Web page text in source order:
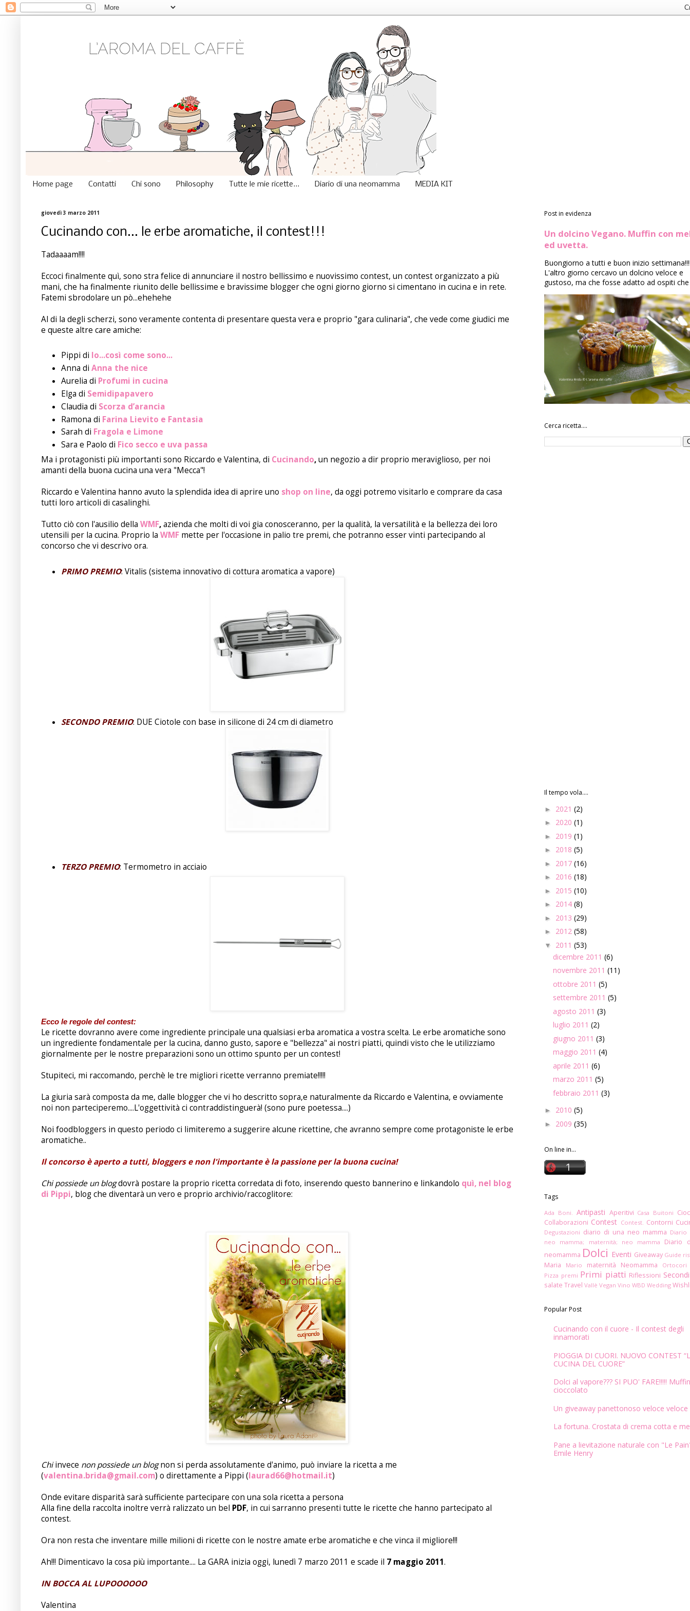
Home page Contatti Chi sono Philosophy Tutte le mie ricette... Diario di una neomamma MEDIA KIT
giovedì 3 marzo 2011
Cucinando con... le erbe aromatiche, il contest!!!
Tadaaaam!!!!
Eccoci finalmente quì, sono stra felice di annunciare il nostro bellissimo e nuovissimo contest, un contest organizzato a più
mani, che ha finalmente riunito delle bellissime e bravissime blogger che ogni giorno giorno si cimentano in cucina e in rete.
Fatemi sbrodolare un pò...ehehehe
Al di la degli scherzi, sono veramente contenta di presentare questa vera e proprio "gara culinaria", che vede come giudici me
e queste altre care amiche:
Pippi di Io...così come sono...
Anna di Anna the nice
Aurelia di Profumi in cucina
Elga di Semidipapavero
Claudia di Scorza d’arancia
Ramona di Farina Lievito e Fantasia
Sarah di Fragola e Limone
Sara e Paolo di Fico secco e uva passa
Ma i protagonisti più importanti sono Riccardo e Valentina, di Cucinando,un negozio a dir proprio meraviglioso, per noi
amanti della buona cucina una vera "Mecca"!
Riccardo e Valentina hanno avuto la splendida idea di aprire uno shop on line, da oggi potremo visitarlo e comprare da casa
tutti loro articoli di casalinghi.
Tutto ciò con l'ausilio della WMF,azienda che molti di voi gia conosceranno, per la qualità, la versatilità e la bellezza dei loro
utensili per la cucina. Proprio la WMF mette per l'occasione in palio tre premi, che potranno esser vinti partecipando al
concorso che vi descrivo ora.
PRIMO PREMIO: Vitalis (sistema innovativo di cottura aromatica a vapore)
SECONDO PREMIO: DUE Ciotole con base in silicone di 24 cm di diametro
TERZO PREMIO: Termometro in acciaio
Ecco le regole del contest:
Le ricette dovranno avere come ingrediente principale una qualsiasi erba aromatica a vostra scelta. Le erbe aromatiche sono
un ingrediente fondamentale per la cucina, danno gusto, sapore e "bellezza" ai nostri piatti, quindi visto che le utilizziamo
giornalmente per le nostre preparazioni sono un ottimo spunto per un contest!
Stupiteci, mi raccomando, perchè le tre migliori ricette verranno premiate!!!!!
La giuria sarà composta da me, dalle blogger che vi ho descritto sopra,e naturalmente da Riccardo e Valentina, e ovviamente
noi non parteciperemo....L'oggettività ci contraddistinguerà! (sono pure poetessa....)
Noi foodbloggers in questo periodo ci limiteremo a suggerire alcune ricettine, che avranno sempre come protagoniste le erbe
aromatiche..
Il concorso è aperto a tutti, bloggers e non l'importante è la passione per la buona cucina!
Chi possiede un blogdovrà postare la proprio ricetta corredata di foto, inserendo questo bannerino e linkandolo quì, nel blog
di Pippi, blog che diventarà un vero e proprio archivio/raccoglitore:
Chiinvece non possiede un blognon si perda assolutamente d'animo, può inviare la ricetta a me
(valentina.brida@gmail.com) o direttamente a Pippi (laurad66@hotmail.it)
Onde evitare disparità sarà sufficiente partecipare con una sola ricetta a persona
Alla fine della raccolta inoltre verrà ralizzato un bel PDF, in cui sarranno presenti tutte le ricette che hanno partecipato al
contest.
Ora non resta che inventare mille milioni di ricette con le nostre amate erbe aromatiche e che vinca il migliore!!!
Ah!!! Dimenticavo la cosa più importante.... La GARA inizia oggi, lunedì 7 marzo 2011 e scade il 7 maggio 2011.
IN BOCCA AL LUPOOOOOO
Valentina
Post in evidenza
Un dolcino Vegano. Muffin con
ed uvetta.
Buongiorno a tutti e buon inizio
L'altro giorno cercavo un dolcino veloce e
gustoso, ma che fosse adatto ad ospiti che
Cerca ricetta....
Il tempo vola....
► 2021 (2)
► 2020 (1)
► 2019 (1)
► 2018 (5)
► 2017 (16)
► 2016 (18)
► 2015 (10)
► 2014 (8)
► 2013 (29)
► 2012 (58)
▼ 2011 (53)
dicembre 2011 (6)
novembre 2011 (11)
ottobre 2011 (5)
settembre 2011 (5)
agosto 2011 (3)
luglio 2011 (2)
giugno 2011 (3)
maggio 2011 (4)
aprile 2011 (6)
marzo 2011 (5)
febbraio 2011 (3)
► 2010 (5)
► 2009 (35)
On line in...
Tags
Ada Boni. Antipasti Aperitivi Casa Buitoni
Collaborazioni Contest Contest. Contorni
Degustazioni diario di una neo mamma Diario
neo mamma; maternità; neo mamma
Diario
neomamma Dolci Eventi Giveaway Guide
Maria Mario maternità Neomamma
Ortocori
Pizza premi Primi piatti Riflessioni Secondi
salate Travel Vallè Vegan Vino WBD Wedding
Popular Post
Cucinando con il cuore - Il contest degli
innamorati
PIOGGIA DI CUORI. NUOVO CONTEST
CUCINA DEL CUORE”
Dolci al vapore??? SI PUO' FARE!!!!!
cioccolato
Un giveaway panettonoso veloce veloce
La fortuna. Crostata di crema cotta e
Pane a lievitazione naturale con "Le
Emile Henry